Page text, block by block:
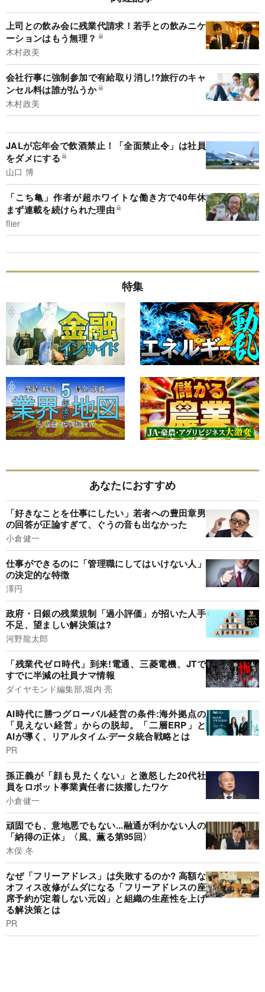
上司との飲み会に残業代請求！若手との飲みニケ
ーションはもう無理？
木村政美
会社行事に強制参加で有給取り消し!?旅行のキャ
ンセル料は誰が払うか
木村政美
JALが忘年会で飲酒禁止！「全面禁止令」は社員
をダメにする
山口 博
「こち亀」作者が超ホワイトな働き方で40年休
まず連載を続けられた理由
flier
特集
あなたにおすすめ
「好きなことを仕事にしたい」若者への豊田章男
の回答が正論すぎて、ぐうの音も出なかった
小倉健一
仕事ができるのに「管理職にしてはいけない人」
の決定的な特徴
澤円
政府・日銀の残業規制「過小評価」が招いた人手
不足、望ましい解決策は?
河野龍太郎
「残業代ゼロ時代」到来!電通、三菱電機、JTで
すでに半減の社員ナマ情報
ダイヤモンド編集部,堀内 亮
AI時代に勝つグローバル経営の条件:海外拠点の
「見えない経営」からの脱却。「二層ERP」と
AIが導く、リアルタイム·データ統合戦略とは
PR
孫正義が「顔も見たくない」と激怒した20代社
員をロボット事業責任者に抜擢したワケ
小倉健一
頑固でも、意地悪でもない...融通が利かない人の
「納得の正体」〈風、薫る第95回〉
木俣 冬
なぜ「フリーアドレス」は失敗するのか? 高額な
オフィス改修がムダになる「フリーアドレスの座
席予約が定着しない元凶」と組織の生産性を上げ
る解決策とは
PR